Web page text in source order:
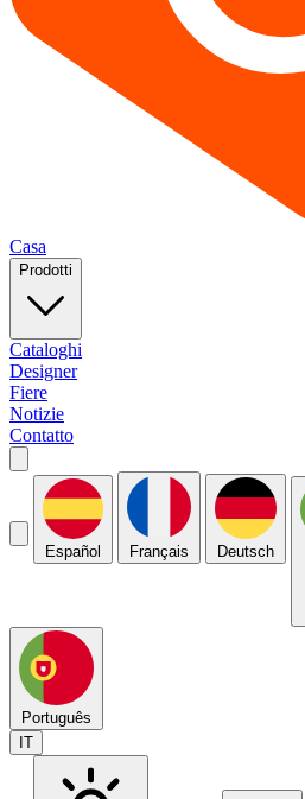
Casa
Prodotti
Cataloghi
Designer
Fiere
Notizie
Contatto
Español Français Deutsch
Português
IT